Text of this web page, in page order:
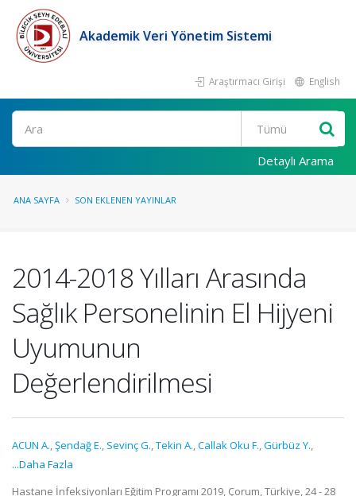
Akademik Veri Yönetim Sistemi
Araştırmacı Girişi English
Ara
Detaylı Arama
ANA SAYFA SON EKLENEN YAYINLAR
2014-2018 Yılları Arasında
Sağlık Personelinin El Hijyeni
Uyumunun
Değerlendirilmesi
ACUN A.,Şendağ E., Sevinç G.,Tekin A.,Callak Oku F.,Gürbüz Y.,
...Daha Fazla
Hastane İnfeksiyonları Eğitim Programı 2019, Çorum, Türkiye, 24 - 28